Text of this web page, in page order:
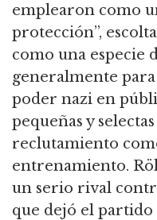
emplearon como
protección”,
como una especie
generalmente
poder nazi en
pequeñas y
reclutamiento
entrenamiento.
un serio rival
que dejó el partido